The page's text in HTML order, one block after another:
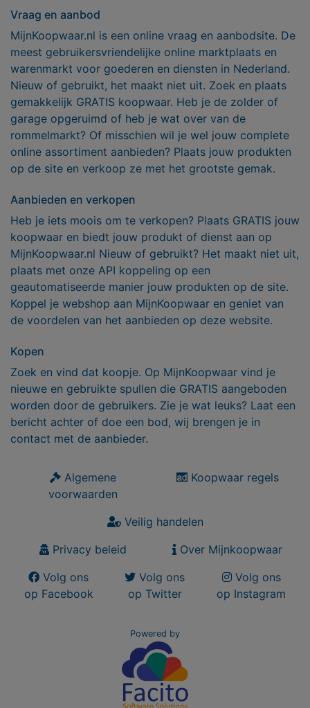
Vraag en aanbod
MijnKoopwaar.nl is een online vraag en aanbodsite. De
meest gebruikersvriendelijke online marktplaats en
warenmarkt voor goederen en diensten in Nederland.
Nieuw of gebruikt, het maakt niet uit. Zoek en plaats
gemakkelijk GRATIS koopwaar. Heb je de zolder of
garage opgeruimd of heb je wat over van de
rommelmarkt? Of misschien wil je wel jouw complete
online assortiment aanbieden? Plaats jouw produkten
op de site en verkoop ze met het grootste gemak.
Aanbieden en verkopen
Heb je iets moois om te verkopen? Plaats GRATIS jouw
koopwaar en biedt jouw produkt of dienst aan op
MijnKoopwaar.nl Nieuw of gebruikt? Het maakt niet uit,
plaats met onze API koppeling op een
geautomatiseerde manier jouw produkten op de site.
Koppel je webshop aan MijnKoopwaar en geniet van
de voordelen van het aanbieden op deze website.
Kopen
Zoek en vind dat koopje. Op MijnKoopwaar vind je
nieuwe en gebruikte spullen die GRATIS aangeboden
worden door de gebruikers. Zie je wat leuks? Laat een
bericht achter of doe een bod, wij brengen je in
contact met de aanbieder.
Algemene
voorwaarden
Koopwaar regels
Veilig handelen
Privacy beleid
Over Mijnkoopwaar
Volg ons
op Facebook
Volg ons
op Twitter
Volg ons
op Instagram
Powered by